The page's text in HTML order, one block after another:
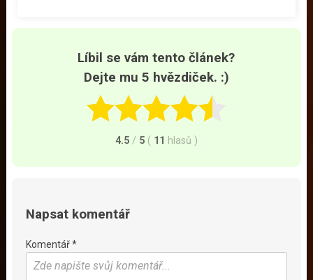
Líbil se vám tento článek?
Dejte mu 5 hvězdiček. :)
4.5 / 5 ( 11 hlasů )
Napsat komentář
Komentář *